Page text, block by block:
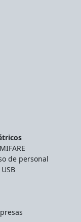
de personal